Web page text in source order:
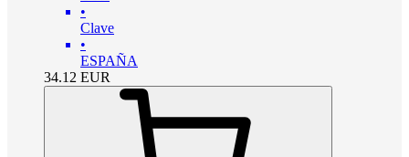
•
Clave
•
ESPAÑA
34.12 EUR